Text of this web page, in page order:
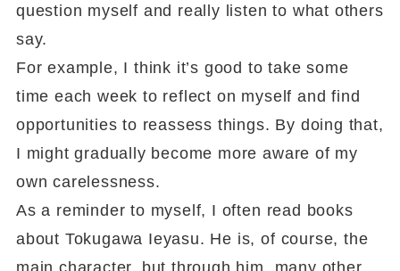
question myself and really listen to what others
say.
For example, I think it’s good to take some
time each week to reflect on myself and find
opportunities to reassess things. By doing that,
I might gradually become more aware of my
own carelessness.
As a reminder to myself, I often read books
about Tokugawa Ieyasu. He is, of course, the
main character, but through him, many other